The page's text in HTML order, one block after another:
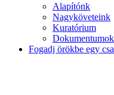
Alapítónk
Nagyköveteink
Kuratórium
Dokumentumok
Fogadj örökbe egy